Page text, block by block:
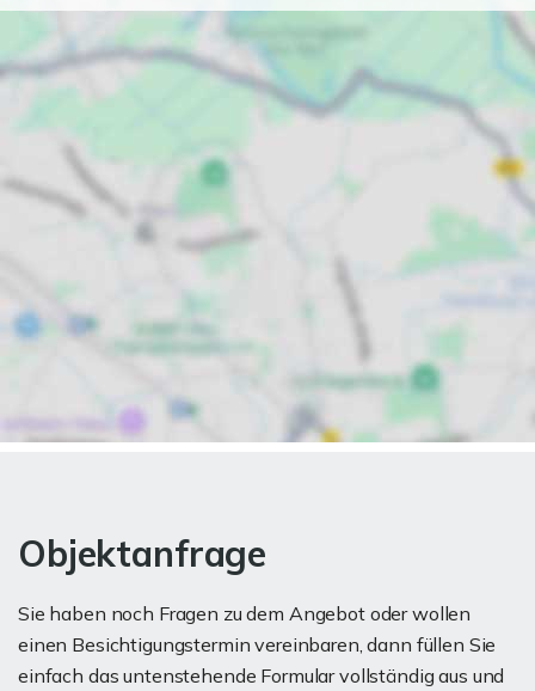
Objektanfrage
Sie haben noch Fragen zu dem Angebot oder wollen
einen Besichtigungstermin vereinbaren, dann füllen Sie
einfach das untenstehende Formular vollständig aus und